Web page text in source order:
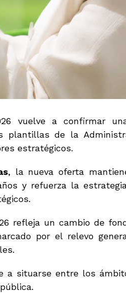
vuelve a confirmar
plantillas de la
estratégicos.
, la nueva oferta
y refuerza la
refleja un cambio de
por el relevo
a situarse entre los